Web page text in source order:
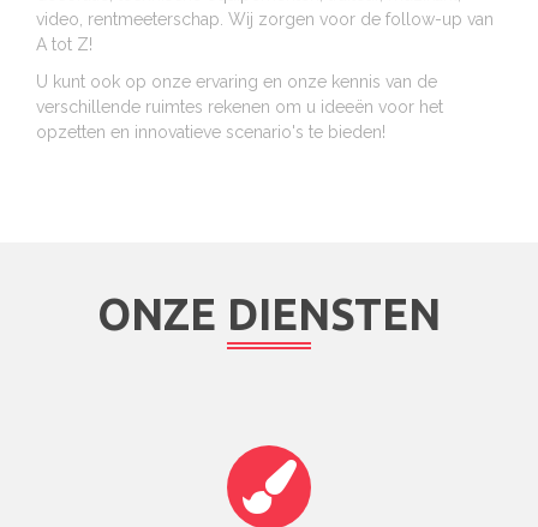
video, rentmeeterschap. Wij zorgen voor de follow-up van
A tot Z!
U kunt ook op onze ervaring en onze kennis van de
verschillende ruimtes rekenen om u ideeën voor het
opzetten en innovatieve scenario's te bieden!
ONZE DIENSTEN